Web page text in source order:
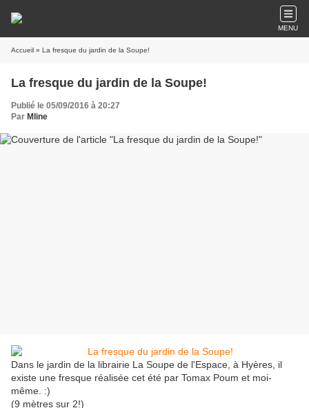
MENU
Accueil » La fresque du jardin de la Soupe!
La fresque du jardin de la Soupe!
Publié le 05/09/2016 à 20:27
Par Mline
Dans le jardin de la librairie La Soupe de l'Espace, à Hyères, il
existe une fresque réalisée cet été par Tomax Poum et moi-
même. :)
(9 mètres sur 2!)